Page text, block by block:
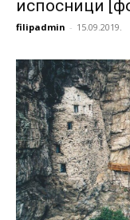
испосници
filipadmin - 15.09.2019.